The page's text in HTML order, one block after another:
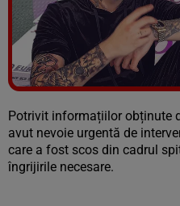
Potrivit informațiilor obținute
avut nevoie urgentă de
care a fost scos din cadrul
îngrijirile necesare.